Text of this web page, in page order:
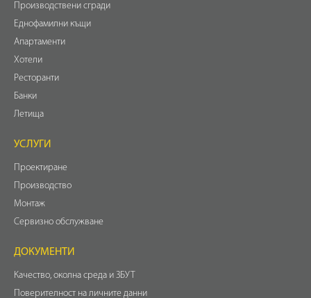
Производствени сгради
Еднофамилни къщи
Апартаменти
Хотели
Ресторанти
Банки
Летища
УСЛУГИ
Проектиране
Производство
Монтаж
Сервизно обслужване
ДОКУМЕНТИ
Качество, околна среда и ЗБУТ
Поверителност на личните данни